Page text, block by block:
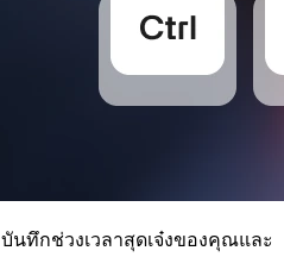
บันทึกช่วงเวลาสุดเจ๋งของคุณและ